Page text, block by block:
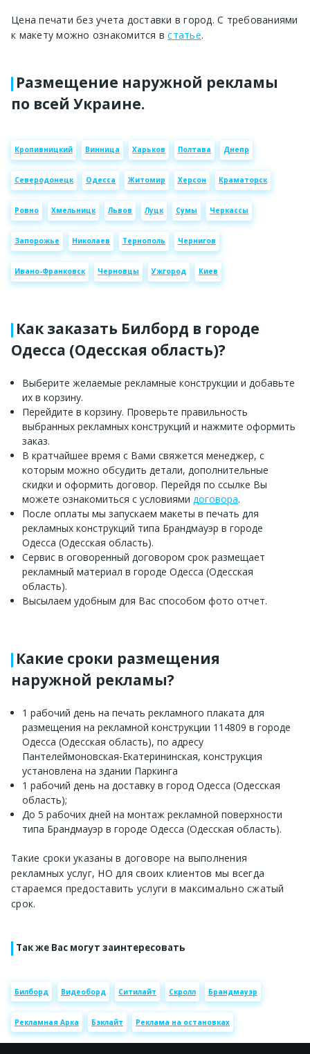
Цена печати без учета доставки в город. С требованиями
к макету можно ознакомится встатье.
Размещение наружной рекламы
по всей Украине.
Кропивницкий Винница Харьков Полтава Днепр
Северодонецк Одесса Житомир Херсон Краматорск
Ровно Хмельницк Львов Луцк Сумы Черкассы
Запорожье Николаев Тернополь Чернигов
Ивано-Франковск Черновцы Ужгород Киев
Как заказать Билборд в городе
Одесса (Одесская область)?
Выберите желаемые рекламные конструкции и добавьте
их в корзину.
Перейдите в корзину. Проверьте правильность
выбранных рекламных конструкций и нажмите оформить
заказ.
В кратчайшее время с Вами свяжется менеджер, с
которым можно обсудить детали, дополнительные
скидки и оформить договор. Перейдя по ссылке Вы
можете ознакомиться с условиями договора.
После оплаты мы запускаем макеты в печать для
рекламных конструкций типа Брандмауэр в городе
Одесса (Одесская область).
Сервис в оговоренный договором срок размещает
рекламный материал в городе Одесса (Одесская
область).
Высылаем удобным для Вас способом фото отчет.
Какие сроки размещения
наружной рекламы?
1 рабочий день на печать рекламного плаката для
размещения на рекламной конструкции 114809 в городе
Одесса (Одесская область), по адресу
Пантелеймоновская-Екатерининская, конструкция
установлена на здании Паркинга
1 рабочий день на доставку в город Одесса (Одесская
область);
До 5 рабочих дней на монтаж рекламной поверхности
типа Брандмауэр в городе Одесса (Одесская область).
Такие сроки указаны в договоре на выполнения
рекламных услуг, НО для своих клиентов мы всегда
стараемся предоставить услуги в максимально сжатый
срок.
Так же Вас могут заинтересовать
Билборд Видеоборд Ситилайт Скролл Брандмауэр
Рекламная Арка Бэклайт Реклама на остановках